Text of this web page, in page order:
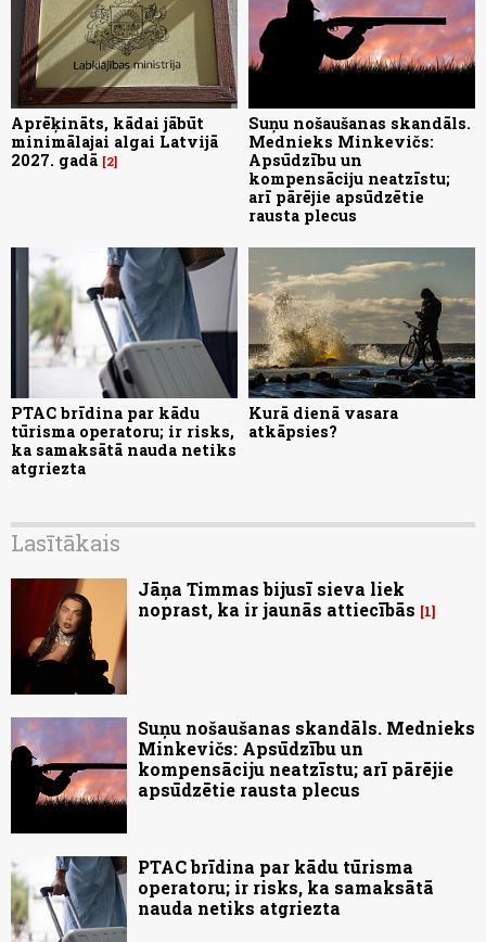
Aprēķināts, kādai jābūt
minimālajai algai Latvijā
2027. gadā 2
Suņu nošaušanas skandāls.
Mednieks Minkevičs:
Apsūdzību un
kompensāciju neatzīstu;
arī pārējie apsūdzētie
rausta plecus
PTAC brīdina par kādu
tūrisma operatoru; ir risks,
ka samaksātā nauda netiks
atgriezta
Kurā dienā vasara
atkāpsies?
Lasītākais
Jāņa Timmas bijusī sieva liek
noprast, ka ir jaunās attiecībās
1
Suņu nošaušanas skandāls. Mednieks
Minkevičs: Apsūdzību un
kompensāciju neatzīstu; arī pārējie
apsūdzētie rausta plecus
PTAC brīdina par kādu tūrisma
operatoru; ir risks, ka samaksātā
nauda netiks atgriezta